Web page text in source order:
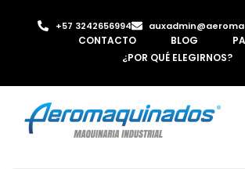
+57 3242656994
CONTACTO BLOG
¿POR QUÉ ELEGIRNOS?